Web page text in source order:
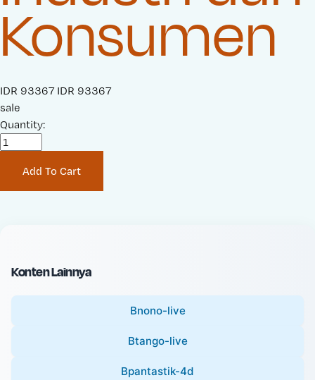
Konsumen
S
a
l
e
i
IDR 93367 O
n
a
c
e
IDR 93367
sale
Quantity:
Add To Cart
Konten Lainnya
Bnono-live
Btango-live
Bpantastik-4d